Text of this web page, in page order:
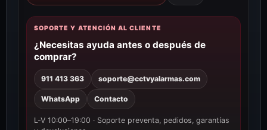
SOPORTE Y ATENCIÓN AL CLIENTE
¿Necesitas ayuda antes o después de
comprar?
911 413 363 soporte@cctvyalarmas.com
WhatsApp Contacto
L-V 10:00–19:00 · Soporte preventa, pedidos, garantías